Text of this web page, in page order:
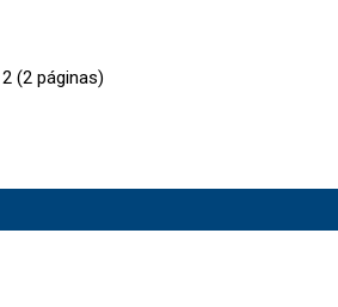
(2 páginas)